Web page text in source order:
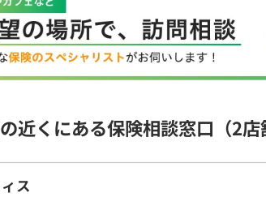
近くにある保険相談窓口 （2店
ス